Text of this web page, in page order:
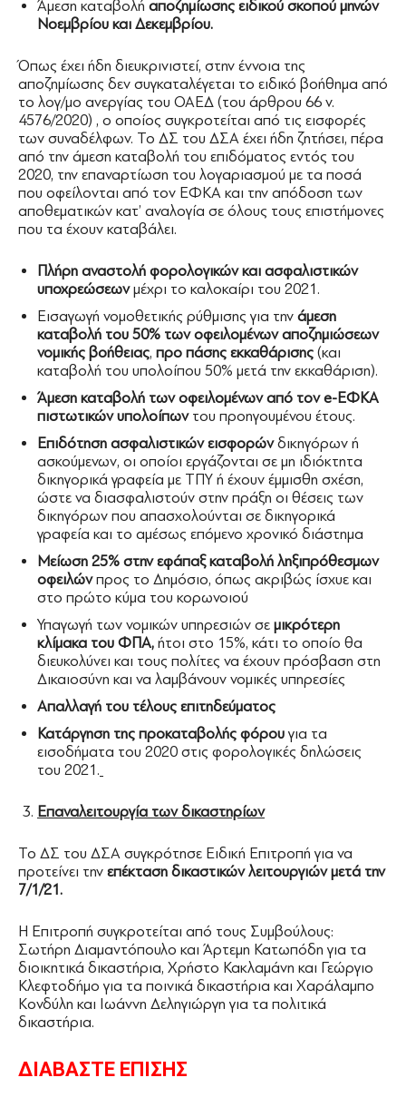
Άμεση καταβολή αποζημίωσης ειδικού σκοπού μηνών
Νοεμβρίου και Δεκεμβρίου.
Όπως έχει ήδη διευκρινιστεί, στην έννοια της
αποζημίωσης δεν συγκαταλέγεται το ειδικό βοήθημα από
το λογ/μο ανεργίας του ΟΑΕΔ (του άρθρου 66 ν.
4576/2020) , ο οποίος συγκροτείται από τις εισφορές
των συναδέλφων. Το ΔΣ του ΔΣΑ έχει ήδη ζητήσει, πέρα
από την άμεση καταβολή του επιδόματος εντός του
2020, την επαναρτίωση του λογαριασμού με τα ποσά
που οφείλονται από τον ΕΦΚΑ και την απόδοση των
αποθεματικών κατ’ αναλογία σε όλους τους επιστήμονες
που τα έχουν καταβάλει.
Πλήρη αναστολή φορολογικών και ασφαλιστικών
υποχρεώσεωνμέχρι το καλοκαίρι του 2021.
Εισαγωγή νομοθετικής ρύθμισης για την άμεση
καταβολή του 50% των οφειλομένων αποζημιώσεων
νομικής βοήθειας, προ πάσης εκκαθάρισης (και
καταβολή του υπολοίπου 50% μετά την εκκαθάριση).
Άμεση καταβολή των οφειλομένων από τονe-ΕΦΚΑ
πιστωτικών υπολοίπωντου προηγουμένου έτους.
Επιδότηση ασφαλιστικών εισφορώνδικηγόρων ή
ασκούμενων, οι οποίοι εργάζονται σε μη ιδιόκτητα
δικηγορικά γραφεία με ΤΠΥ ή έχουν έμμισθη σχέση,
ώστε να διασφαλιστούν στην πράξη οι θέσεις των
δικηγόρων που απασχολούνται σε δικηγορικά
γραφεία και το αμέσως επόμενο χρονικό διάστημα
Μείωση 25% στην εφάπαξ καταβολή ληξιπρόθεσμων
οφειλώνπρος το Δημόσιο, όπως ακριβώς ίσχυε και
στο πρώτο κύμα του κορωνοιού
Υπαγωγή των νομικών υπηρεσιών σε μικρότερη
κλίμακα του ΦΠΑ, ήτοι στο 15%, κάτι το οποίο θα
διευκολύνει και τους πολίτες να έχουν πρόσβαση στη
Δικαιοσύνη και να λαμβάνουν νομικές υπηρεσίες
Απαλλαγή του τέλους επιτηδεύματος
Κατάργηση της προκαταβολής φόρου για τα
εισοδήματα του 2020 στις φορολογικές δηλώσεις
του 2021.
Επαναλειτουργία των δικαστηρίων
Το ΔΣ του ΔΣΑ συγκρότησε Ειδική Επιτροπή για να
προτείνει την επέκταση δικαστικών λειτουργιών μετά την
7/1/21.
Η Επιτροπή συγκροτείται από τους Συμβούλους:
Σωτήρη Διαμαντόπουλο και Άρτεμη Κατωπόδη για τα
διοικητικά δικαστήρια, Χρήστο Κακλαμάνη και Γεώργιο
Κλεφτοδήμο για τα ποινικά δικαστήρια και Χαράλαμπο
Κονδύλη και Ιωάννη Δεληγιώργη για τα πολιτικά
δικαστήρια.
ΔΙΑΒΑΣΤΕ ΕΠΙΣΗΣ